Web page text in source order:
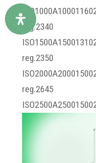
reg.2340
reg.2350
reg.2645